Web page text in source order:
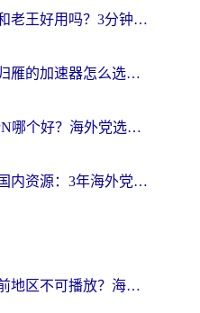
海外党必看：迅游和老王好用吗？3分钟选对加速国内网络的加速器
海外党必看：类似归雁的加速器怎么选？一篇搞定无缝访问国内资源
斧牛和极速穿梭VPN哪个好？海外党选回国加速器必看的真实对比与避坑指南
北美回国无缝访问国内资源：3年海外党亲测的加速器选择指南
在美国看世界杯当前地区不可播放？海外党体育观赛终极指南来了！